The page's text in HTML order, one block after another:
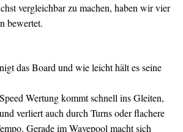
vergleichbar zu machen, haben wir vier
bewertet.
das Board und wie leicht hält es seine
Wertung kommt schnell ins Gleiten,
verliert auch durch Turns oder flachere
Gerade im Wavepool macht sich